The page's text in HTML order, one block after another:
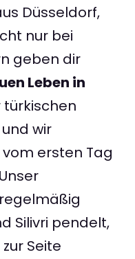
Düsseldorf,
nur bei
geben dir
Leben in
türkischen
wir
ersten Tag
Silivri pendelt,
Seite